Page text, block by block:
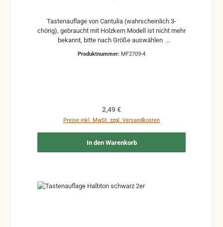
Tastenauflage von Cantulia (wahrscheinlich 3-
chörig), gebraucht mit Holzkern Modell ist nicht mehr
bekannt, bitte nach Größe auswählen
Gebrauchsspuren sind vorhanden, wie
Produktnummer: MF2709-4
Regulärer Preis:
2,49 €
Preise inkl. MwSt. zzgl. Versandkosten
In den Warenkorb